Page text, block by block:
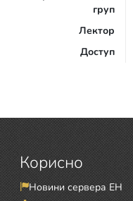
груп
Лектор
Доступ
Корисно
Новини сервера ЕН